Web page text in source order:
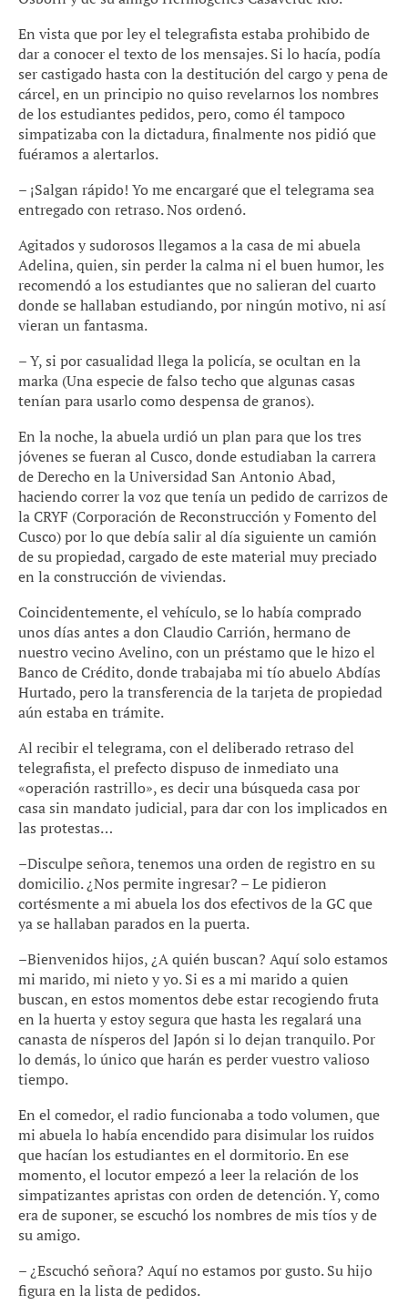
En vista que por ley el telegrafista estaba prohibido de
dar a conocer el texto de los mensajes. Si lo hacía, podía
ser castigado hasta con la destitución del cargo y pena de
cárcel, en un principio no quiso revelarnos los nombres
de los estudiantes pedidos, pero, como él tampoco
simpatizaba con la dictadura, finalmente nos pidió que
fuéramos a alertarlos.
– ¡Salgan rápido! Yo me encargaré que el telegrama sea
entregado con retraso. Nos ordenó.
Agitados y sudorosos llegamos a la casa de mi abuela
Adelina, quien, sin perder la calma ni el buen humor, les
recomendó a los estudiantes que no salieran del cuarto
donde se hallaban estudiando, por ningún motivo, ni así
vieran un fantasma.
– Y, si por casualidad llega la policía, se ocultan en la
marka (Una especie de falso techo que algunas casas
tenían para usarlo como despensa de granos).
En la noche, la abuela urdió un plan para que los tres
jóvenes se fueran al Cusco, donde estudiaban la carrera
de Derecho en la Universidad San Antonio Abad,
haciendo correr la voz que tenía un pedido de carrizos de
la CRYF (Corporación de Reconstrucción y Fomento del
Cusco) por lo que debía salir al día siguiente un camión
de su propiedad, cargado de este material muy preciado
en la construcción de viviendas.
Coincidentemente, el vehículo, se lo había comprado
unos días antes a don Claudio Carrión, hermano de
nuestro vecino Avelino, con un préstamo que le hizo el
Banco de Crédito, donde trabajaba mi tío abuelo Abdías
Hurtado, pero la transferencia de la tarjeta de propiedad
aún estaba en trámite.
Al recibir el telegrama, con el deliberado retraso del
telegrafista, el prefecto dispuso de inmediato una
«operación rastrillo», es decir una búsqueda casa por
casa sin mandato judicial, para dar con los implicados en
las protestas…
–Disculpe señora, tenemos una orden de registro en su
domicilio. ¿Nos permite ingresar? – Le pidieron
cortésmente a mi abuela los dos efectivos de la GC que
ya se hallaban parados en la puerta.
–Bienvenidos hijos, ¿A quién buscan? Aquí solo estamos
mi marido, mi nieto y yo. Si es a mi marido a quien
buscan, en estos momentos debe estar recogiendo fruta
en la huerta y estoy segura que hasta les regalará una
canasta de nísperos del Japón si lo dejan tranquilo. Por
lo demás, lo único que harán es perder vuestro valioso
tiempo.
En el comedor, el radio funcionaba a todo volumen, que
mi abuela lo había encendido para disimular los ruidos
que hacían los estudiantes en el dormitorio. En ese
momento, el locutor empezó a leer la relación de los
simpatizantes apristas con orden de detención. Y, como
era de suponer, se escuchó los nombres de mis tíos y de
su amigo.
– ¿Escuchó señora? Aquí no estamos por gusto. Su hijo
figura en la lista de pedidos.